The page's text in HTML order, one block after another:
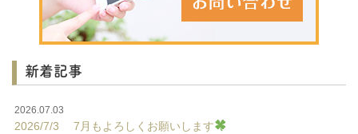
新着記事
2026.07.03
2026/7/3 7月もよろしくお願いします